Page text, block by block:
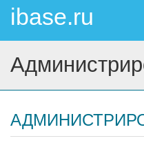
ibase.ru